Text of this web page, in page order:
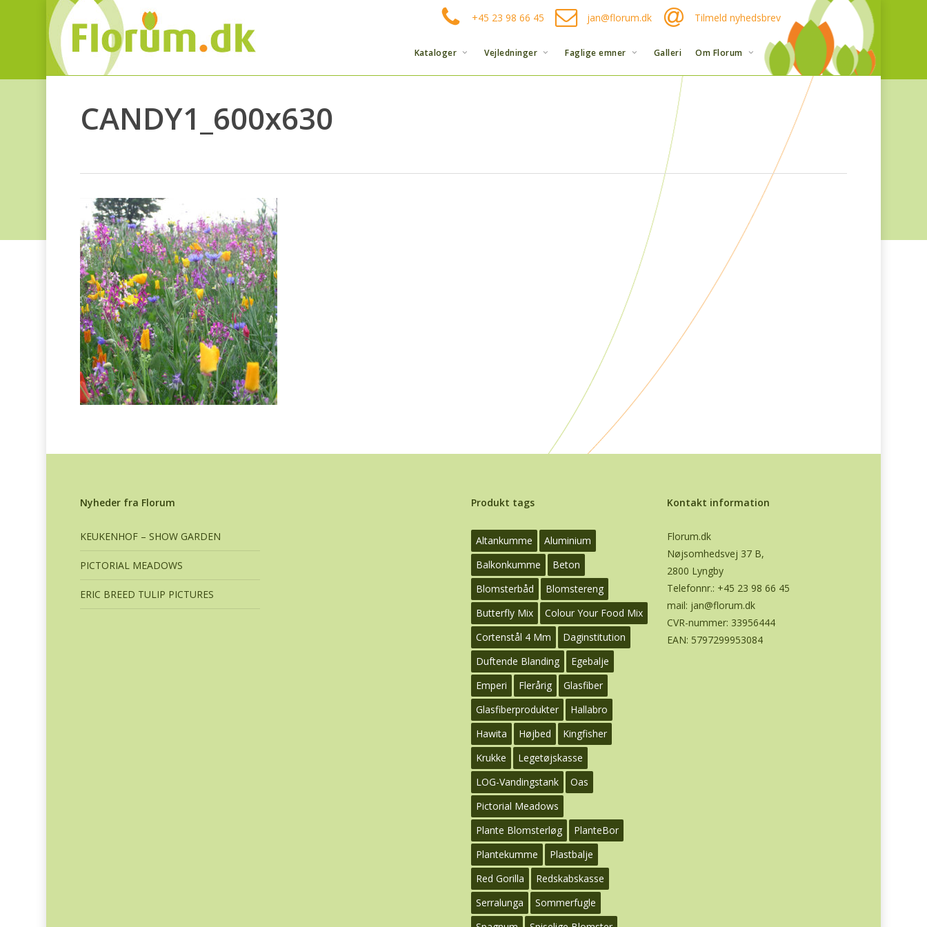
+45 23 98 66 45 jan@florum.dk Tilmeld nyhedsbrev
Kataloger Vejledninger Faglige emner Galleri Om Florum
CANDY1_600x630
Nyheder fra Florum
KEUKENHOF – SHOW GARDEN
PICTORIAL MEADOWS
ERIC BREED TULIP PICTURES
Produkt tags
Altankumme
Aluminium
Balkonkumme
Beton
Blomsterbåd
Blomstereng
Butterfly Mix
Colour Your Food Mix
Cortenstål 4 Mm
Daginstitution
Duftende Blanding
Egebalje
Emperi
Flerårig
Glasfiber
Glasfiberprodukter
Hallabro
Hawita
Højbed
Kingfisher
Krukke
Legetøjskasse
LOG-Vandingstank
Oas
Pictorial Meadows
Plante Blomsterløg
PlanteBor
Plantekumme
Plastbalje
Red Gorilla
Redskabskasse
Serralunga
Sommerfugle
Kontakt information
Florum.dk
Nøjsomhedsvej 37 B,
2800 Lyngby
Telefonnr.: +45 23 98 66 45
mail: jan@florum.dk
CVR-nummer: 33956444
EAN: 5797299953084